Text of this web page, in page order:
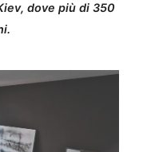
dove più di 350